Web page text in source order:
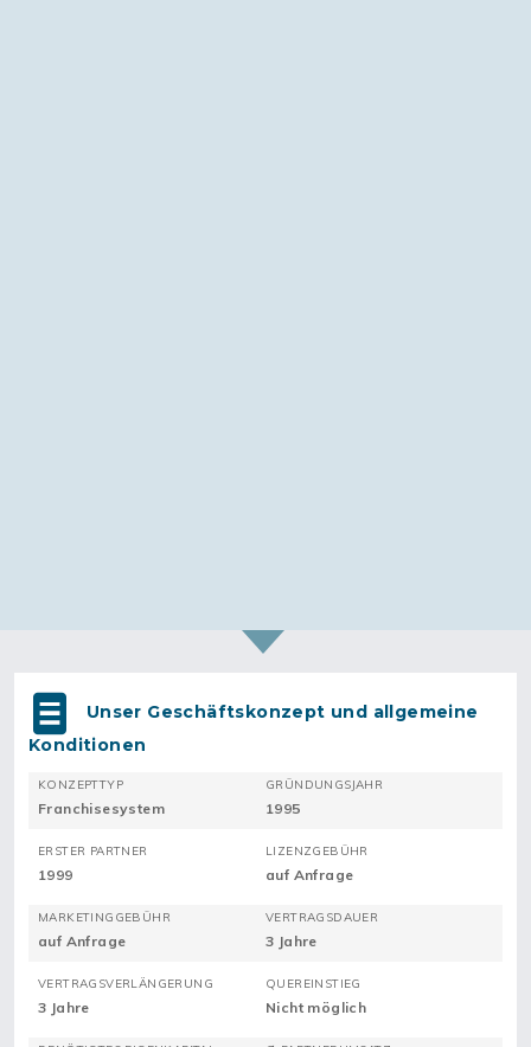
Unser Geschäftskonzept und allgemeine
Konditionen
KONZEPTTYP
Franchisesystem
GRÜNDUNGSJAHR
1995
ERSTER PARTNER
1999
LIZENZGEBÜHR
auf Anfrage
MARKETINGGEBÜHR
auf Anfrage
VERTRAGSDAUER
3 Jahre
VERTRAGSVERLÄNGERUNG
3 Jahre
QUEREINSTIEG
Nicht möglich